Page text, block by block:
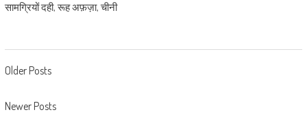
सामग्रियों दही, रूह अफ़ज़ा, चीनी
Posts
navigation
Older Posts
Newer Posts